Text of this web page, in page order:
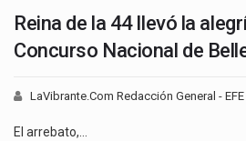
Reina de la 44 llevó la
Concurso Nacional de
LaVibrante.Com Redacción General - EFE
El arrebato,…